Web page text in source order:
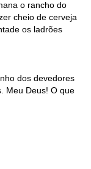
o rancho do
cheio de cerveja
os ladrões
dos devedores
Meu Deus! O que